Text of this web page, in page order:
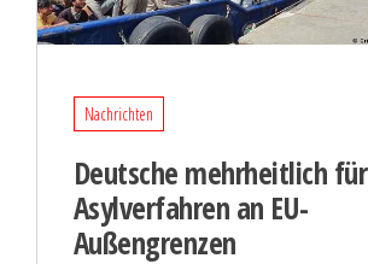
Nachrichten
Deutsche mehrheitlich für
Asylverfahren an EU-
Außengrenzen